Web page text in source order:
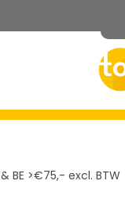
BE >€75,- excl. BTW